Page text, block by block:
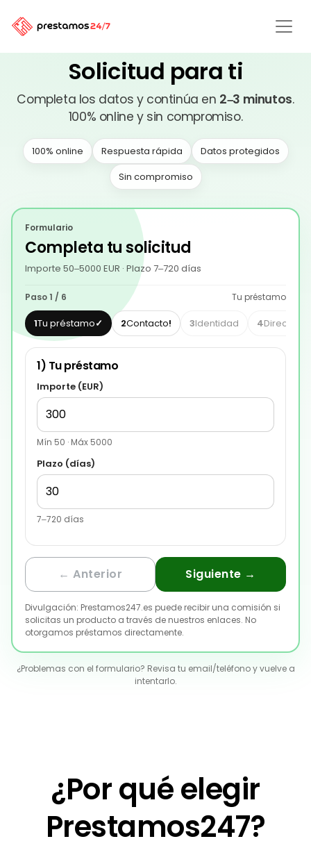
Solicitud para ti
Completa los datos y continúa en 2–3 minutos.
100% online y sin compromiso.
100% online Respuesta rápida
Datos protegidos
Sin compromiso
Formulario
Completa tu solicitud
Importe 50–5000 EUR · Plazo 7–720 días
Paso1 / 6 Tu préstamo
1Tu préstamo✓ 2Contacto! 3Identidad 4Dirección
1) Tu préstamo
Importe (EUR)
Mín 50 · Máx 5000
Plazo (días)
7–720 días
← Anterior Siguiente →
Divulgación: Prestamos247.es puede recibir una comisión si
solicitas un producto a través de nuestros enlaces. No
otorgamos préstamos directamente.
¿Problemas con el formulario? Revisa tu email/teléfono y vuelve a
intentarlo.
¿Por qué elegir
Prestamos247?